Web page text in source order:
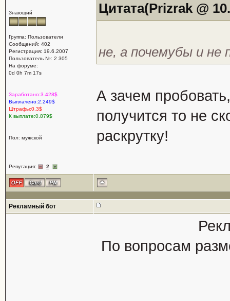
Знающий
Группа: Пользователи
Сообщений: 402
Регистрация: 19.6.2007
Пользователь №: 2 305
На форуме:
0d 0h 7m 17s
Заработано:3.428$
Выплачено:2.249$
Штрафы:0.3$
К выплате:0.879$
Пол: мужской
Репутация: 2
Цитата(Prizrak @
не, а почемубы и не
А зачем
получится то не
раскрутку!
Рекламный бот
По вопросам